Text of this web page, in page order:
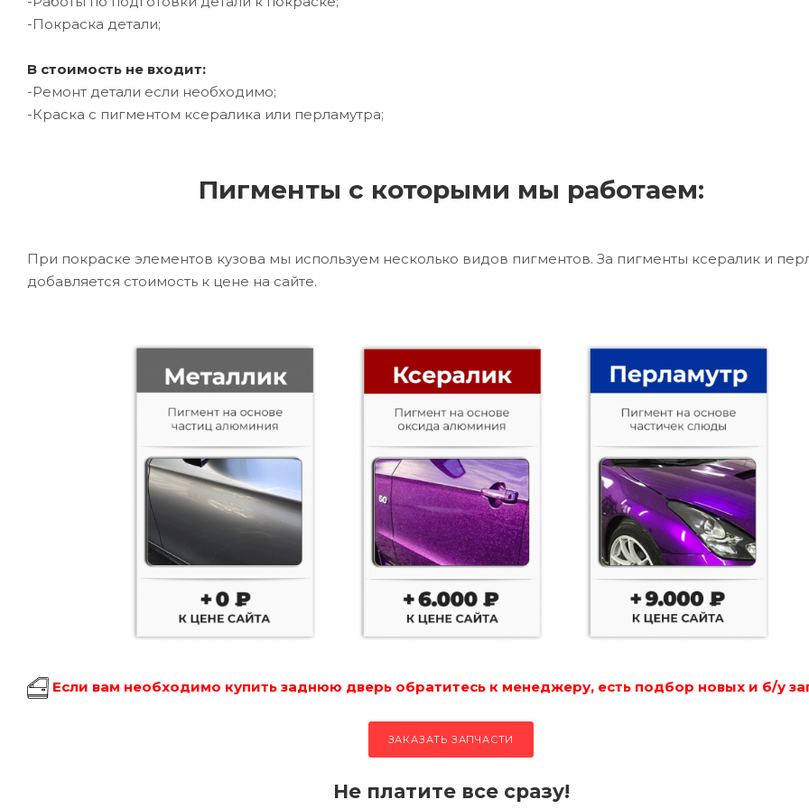
-Покраска детали;
В стоимость не входит:
-Ремонт детали если необходимо;
-Краска с пигментом ксералика или перламутра;
Пигменты с которыми мы работаем:
При покраске элементов кузова мы используем несколько видов пигментов. За пигменты ксералик и
добавляется стоимость к цене на сайте.
Если вам необходимо купить заднюю дверь обратитесь к менеджеру, есть подбор новых и б/у
ЗАКАЗАТЬ ЗАПЧАСТИ
Не платите все сразу!